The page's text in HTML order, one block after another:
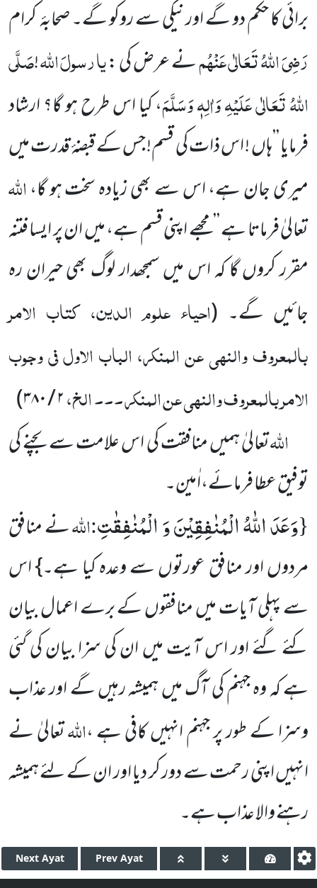
برائی کا حکم دو گے اور نیکی سے روکو گے۔ صحابۂکرام
رَضِیَ اللہُ تَعَالٰی عَنْہُمنے عرض کی :یارسولَاللہ!صَلَّی
اللہُ تَعَالٰی عَلَیْہِ وَاٰلِہٖ وَسَلَّمَ، کیا اس طرح ہو گا؟ ارشاد
فرمایا ’’ہاں ! اس ذات کی قسم! جس کے قبضۂ قدرت میں
میری جان ہے، اس سے بھی زیادہ سخت ہو گا،اللہ
تعالیٰ فرماتا ہے ’’مجھے اپنی قسم ہے، میں ان پر ایسا فتنہ
مقرر کروں گا کہ اس میں سمجھدار لوگ بھی حیران رہ
جائیں گے۔ (احیاء علوم الدین، کتاب الامر
بالمعروف والنہی عن المنکر، الباب الاول فی وجوب
الامر بالمعروف والنہی عن المنکر ۔۔۔ الخ،۲ / ۳۸۰ )
اللہتعالیٰ ہمیں منافقت کی اس علامت سے بچنے کی
توفیق عطا فرمائے،اٰمین۔
{وَعَدَ اللّٰهُ الْمُنٰفِقِیْنَ وَ الْمُنٰفِقٰتِ:اللہنے منافق
مردوں اور منافق عورتوں سے وعدہ کیا ہے۔} اس
سے پہلی آیات میں منافقوں کے برے اعمال بیان
کئے گئے اور اس آیت میں ان کی سزا بیان کی گئی
ہے کہ وہ جہنم کی آگ میں ہمیشہ رہیں گے اور عذاب
وسزا کے طور پر جہنم انہیں کافی ہے ،اللہتعالیٰ نے
انہیں اپنی رحمت سے دور کر دیا اور ان کے لئے ہمیشہ
رہنے والا عذاب ہے۔
Next Ayat Prev Ayat